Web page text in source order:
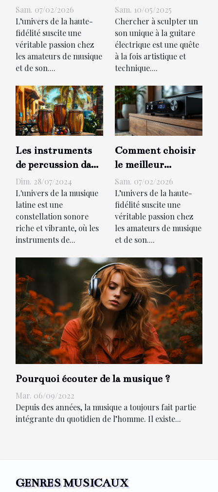
amplificateur pour
votre système
audio ?
Sam. 07/02/2026
L’univers de la haute-
fidélité suscite une
véritable passion chez
les amateurs de musique
et de son....
des configurations
professionnelles
pour un son
unique
Sam. 10/05/2025
Chercher à sculpter un
son unique à la guitare
électrique est une quête
à la fois artistique et
technique....
Les instruments
de percussion dans
la musique latine
Dim. 28/07/2024
L'univers de la musique
latine est une
constellation sonore
riche et vibrante, où les
instruments de...
Comment choisir
le meilleur
amplificateur pour
votre système
audio ?
Sam. 07/02/2026
L’univers de la haute-
fidélité suscite une
véritable passion chez
les amateurs de musique
et de son....
Pourquoi écouter de la musique ?
Mar. 06/09/2022
Depuis des années, la musique a toujours fait partie
intégrante du quotidien de l’homme. Il existe...
GENRES MUSICAUX